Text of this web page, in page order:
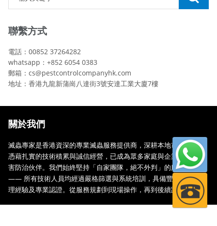
聯繫方式
電話：00852 37264282
whatsapp：+852 6054 0383
郵箱：cs@pestcontrolcompanyhk.com
地址：香港九龍新蒲崗八達街3號安達工業大廈7樓
關於我們
滅蟲專家是香港資深的專業滅蟲服務提供商，深耕本地市場多年，
憑藉扎實的技術積累與誠信經營，已成為眾多家庭與企業信賴的蟲
害防治伙伴。我們始終堅持「自家團隊，絕不外判」的服務承諾
—— 所有技術人員均經過嚴格篩選與系統培訓，具備豐富的現場處
理經驗及專業認證。從服務規劃到現場操作，再到後續跟蹤，全...